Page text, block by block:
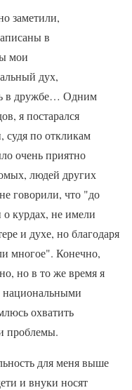
заметили,
в
мои
дух,
в дружбе… Одним
я постарался
судя по откликам
очень приятно
людей других
говорили, что "до
курдах, не имели
и духе, но благодаря
многое". Конечно,
но в то же время я
национальными
охватить
проблемы.
для меня выше
и внуки носят